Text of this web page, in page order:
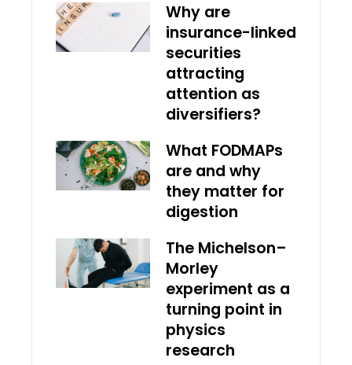
Why are
insurance-linked
securities
attracting
attention as
diversifiers?
What FODMAPs
are and why
they matter for
digestion
The Michelson–
Morley
experiment as a
turning point in
physics
research